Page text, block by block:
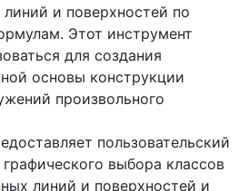
линий и поверхностей по
Этот инструмент
для создания
основы конструкции
произвольного
пользовательский
выбора классов
линий и поверхностей и